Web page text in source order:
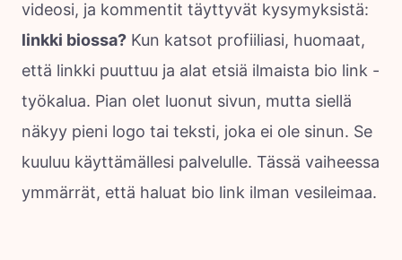
videosi, ja kommentit täyttyvät kysymyksistä:
linkki biossa? Kun katsot profiiliasi, huomaat,
että linkki puuttuu ja alat etsiä ilmaista bio link -
työkalua. Pian olet luonut sivun, mutta siellä
näkyy pieni logo tai teksti, joka ei ole sinun. Se
kuuluu käyttämällesi palvelulle. Tässä vaiheessa
ymmärrät, että haluat bio link ilman vesileimaa.